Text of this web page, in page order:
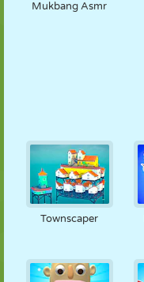
Mukbang Asmr
Townscaper